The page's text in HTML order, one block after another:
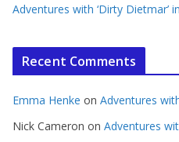
Adventures with ‘Dirty Dietmar’
Recent Comments
Emma Henke on Adventures
Nick Cameron on Adventures